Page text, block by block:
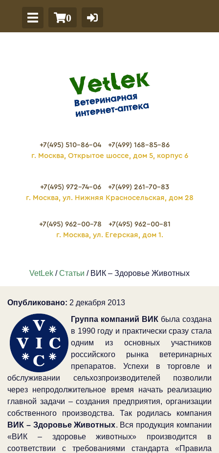
0
+7(495) 510-86-04
+7(499) 168-85-86
г. Москва, Открытое шоссе, дом 5, корпус 6
+7(495) 972-74-06
+7(499) 261-70-83
г. Москва, ул. Нижняя Красносельская, дом 28
+7(495) 962-00-78
+7(495) 962-00-81
г. Москва, ул. Егерская, дом 1.
VetLek /Статьи / ВИК – Здоровье Животных
Опубликовано: 2 декабря 2013
Группа компаний ВИК была создана
в 1990 году и практически сразу стала
одним из основных участников
российского рынка ветеринарных
препаратов. Успехи в торговле и
обслуживании сельхозпроизводителей позволили
через непродолжительное время начать реализацию
главной задачи – создания предприятия, организации
собственного производства. Так родилась компания
ВИК – Здоровье Животных. Вся продукция компании
«ВИК – здоровье животных» производится в
соответствии с требованиями стандарта «Правила